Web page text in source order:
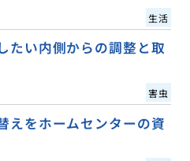
生活
たい内側からの調整と取
害虫
えをホームセンターの資